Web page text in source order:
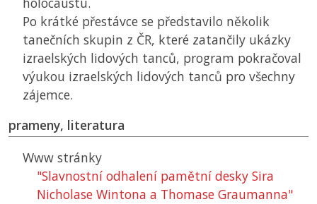
Po krátké přestávce se představilo několik
tanečních skupin z ČR, které zatančily ukázky
izraelských lidových tanců, program pokračoval
výukou izraelských lidových tanců pro všechny
zájemce.
prameny, literatura
Www stránky
"Slavnostní odhalení pamětní desky Sira
Nicholase Wintona a Thomase Graumanna"